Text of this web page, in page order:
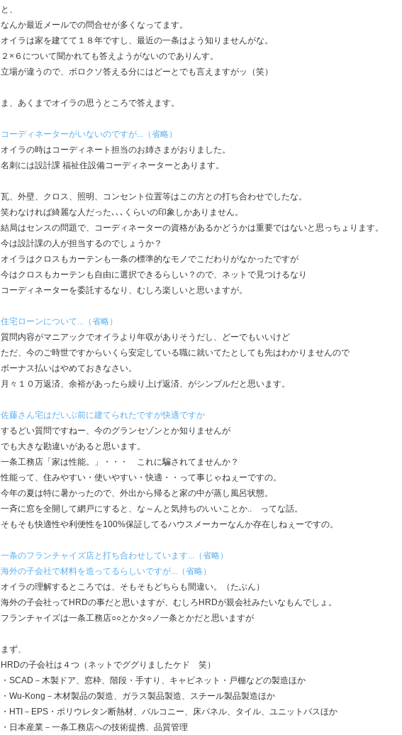
と、
なんか最近メールでの問合せが多くなってます。
オイラは家を建てて１８年ですし、最近の一条はよう知りませんがな。
２×６について聞かれても答えようがないのでありんす。
立場が違うので、ボロクソ答える分にはどーとでも言えますがッ（笑）
ま、あくまでオイラの思うところで答えます。
コーディネーターがいないのですが...（省略）
オイラの時はコーディネート担当のお姉さまがおりました。
名刺には設計課 福祉住設備コーディネーターとあります。
瓦、外壁、クロス、照明、コンセント位置等はこの方との打ち合わせでしたな。
笑わなければ綺麗な人だった､､､くらいの印象しかありません。
結局はセンスの問題で、コーディネーターの資格があるかどうかは重要ではないと思っちょります。
今は設計課の人が担当するのでしょうか？
オイラはクロスもカーテンも一条の標準的なモノでこだわりがなかったですが
今はクロスもカーテンも自由に選択できるらしい？ので、ネットで見つけるなり
コーディネーターを委託するなり、むしろ楽しいと思いますが。
住宅ローンについて...（省略）
質問内容がマニアックでオイラより年収がありそうだし、どーでもいいけど
ただ、今のご時世ですからいくら安定している職に就いてたとしても先はわかりませんので
ボーナス払いはやめておきなさい。
月々１０万返済、余裕があったら繰り上げ返済、がシンプルだと思います。
佐藤さん宅はだいぶ前に建てられたですが快適ですか
するどい質問ですねー、今のグランセゾンとか知りませんが
でも大きな勘違いがあると思います。
一条工務店「家は性能。」・・・ これに騙されてませんか？
性能って、住みやすい・使いやすい・快適・・って事じゃねぇーですの。
今年の夏は特に暑かったので、外出から帰ると家の中が蒸し風呂状態。
一斉に窓を全開して網戸にすると、な～んと気持ちのいいことか.. ってな話。
そもそも快適性や利便性を100%保証してるハウスメーカーなんか存在しねぇーですの。
一条のフランチャイズ店と打ち合わせしています...（省略）
海外の子会社で材料を造ってるらしいですが...（省略）
オイラの理解するところでは、そもそもどちらも間違い。（たぶん）
海外の子会社ってHRDの事だと思いますが、むしろHRDが親会社みたいなもんでしょ。
フランチャイズは一条工務店○○とかタ○ノ一条とかだと思いますが
まず、
HRDの子会社は４つ（ネットでググりましたケド 笑）
・SCAD－木製ドア、窓枠、階段・手すり、キャビネット・戸棚などの製造ほか
・Wu-Kong－木材製品の製造、ガラス製品製造、スチール製品製造ほか
・HTI－EPS・ポリウレタン断熱材、バルコニー、床パネル、タイル、ユニットバスほか
・日本産業－一条工務店への技術提携、品質管理